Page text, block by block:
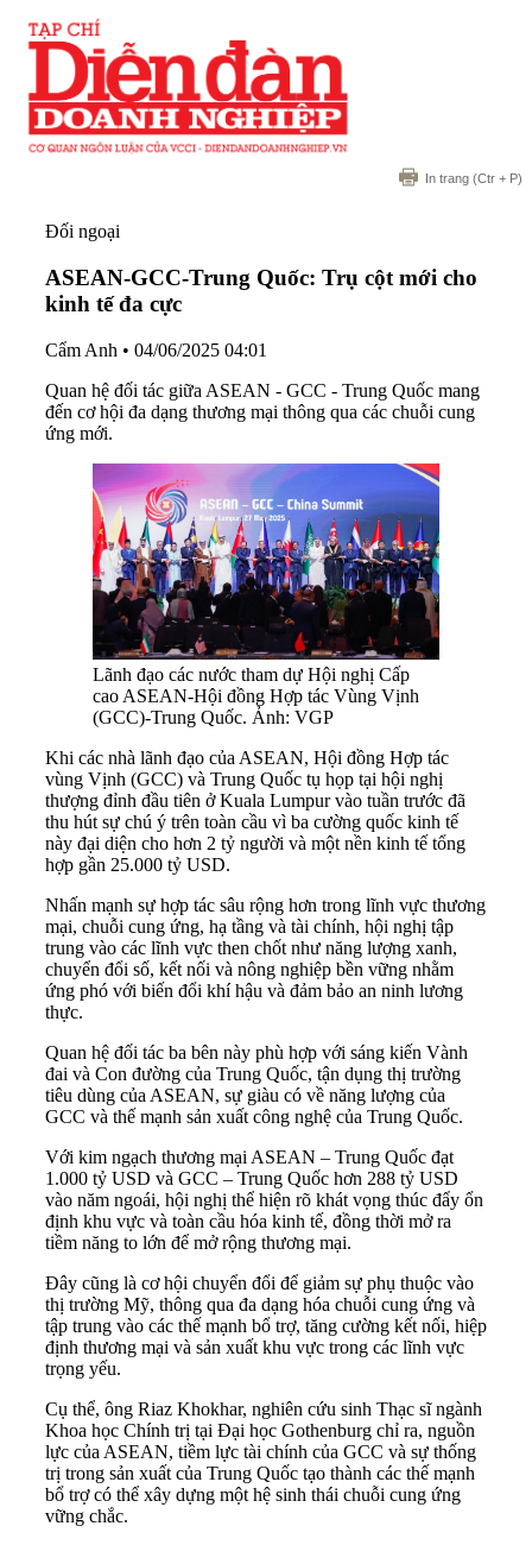
In trang (Ctr + P)
Đối ngoại
ASEAN-GCC-Trung Quốc: Trụ cột mới cho
kinh tế đa cực
Cẩm Anh • 04/06/2025 04:01
Quan hệ đối tác giữa ASEAN - GCC - Trung Quốc mang
đến cơ hội đa dạng thương mại thông qua các chuỗi cung
ứng mới.
Lãnh đạo các nước tham dự Hội nghị Cấp
cao ASEAN-Hội đồng Hợp tác Vùng Vịnh
(GCC)-Trung Quốc. Ảnh: VGP
Khi các nhà lãnh đạo của ASEAN, Hội đồng Hợp tác
vùng Vịnh (GCC) và Trung Quốc tụ họp tại hội nghị
thượng đỉnh đầu tiên ở Kuala Lumpur vào tuần trước đã
thu hút sự chú ý trên toàn cầu vì ba cường quốc kinh tế
này đại diện cho hơn 2 tỷ người và một nền kinh tế tổng
hợp gần 25.000 tỷ USD.
Nhấn mạnh sự hợp tác sâu rộng hơn trong lĩnh vực thương
mại, chuỗi cung ứng, hạ tầng và tài chính, hội nghị tập
trung vào các lĩnh vực then chốt như năng lượng xanh,
chuyển đổi số, kết nối và nông nghiệp bền vững nhằm
ứng phó với biến đổi khí hậu và đảm bảo an ninh lương
thực.
Quan hệ đối tác ba bên này phù hợp với sáng kiến Vành
đai và Con đường của Trung Quốc, tận dụng thị trường
tiêu dùng của ASEAN, sự giàu có về năng lượng của
GCC và thế mạnh sản xuất công nghệ của Trung Quốc.
Với kim ngạch thương mại ASEAN – Trung Quốc đạt
1.000 tỷ USD và GCC – Trung Quốc hơn 288 tỷ USD
vào năm ngoái, hội nghị thể hiện rõ khát vọng thúc đẩy ổn
định khu vực và toàn cầu hóa kinh tế, đồng thời mở ra
tiềm năng to lớn để mở rộng thương mại.
Đây cũng là cơ hội chuyển đổi để giảm sự phụ thuộc vào
thị trường Mỹ, thông qua đa dạng hóa chuỗi cung ứng và
tập trung vào các thế mạnh bổ trợ, tăng cường kết nối, hiệp
định thương mại và sản xuất khu vực trong các lĩnh vực
trọng yếu.
Cụ thể, ông Riaz Khokhar, nghiên cứu sinh Thạc sĩ ngành
Khoa học Chính trị tại Đại học Gothenburg chỉ ra, nguồn
lực của ASEAN, tiềm lực tài chính của GCC và sự thống
trị trong sản xuất của Trung Quốc tạo thành các thế mạnh
bổ trợ có thể xây dựng một hệ sinh thái chuỗi cung ứng
vững chắc.